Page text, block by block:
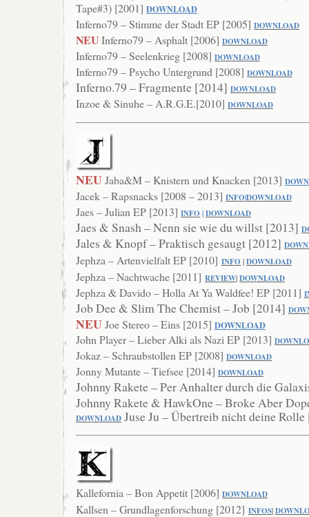
Tape#3) [2001] DOWNLOAD
Inferno79 – Stimme der Stadt EP [2005] DOWNLOAD
NEUInferno79 – Asphalt [2006] DOWNLOAD
Inferno79 – Seelenkrieg [2008] DOWNLOAD
Inferno79 – Psycho Untergrund [2008] DOWNLOAD
Inferno.79 – Fragmente [2014] DOWNLOAD
Inzoe & Sinuhe – A.R.G.E.[2010] DOWNLOAD
NEUJaba&M – Knistern und Knacken [2013]
Jacek – Rapsnacks [2008 – 2013] INFO|DOWNLOAD
Jaes – Julian EP [2013] INFO |DOWNLOAD
Jaes & Snash – Nenn sie wie du willst [2013]
Jales & Knopf – Praktisch gesaugt [2012]
Jephza – Artenvielfalt EP [2010] INFO |DOWNLOAD
Jephza – Nachtwache [2011] REVIEW|DOWNLOAD
Jephza & Davido – Holla At Ya Waldfee! EP [2011]
Job Dee & Slim The Chemist – Job [2014]
NEUJoe Stereo – Eins [2015] DOWNLOAD
John Player – Lieber Alki als Nazi EP [2013]
Jokaz – Schraubstollen EP [2008] DOWNLOAD
Jonny Mutante – Tiefsee [2014] DOWNLOAD
Johnny Rakete – Per Anhalter durch die
Johnny Rakete & HawkOne – Broke Aber
DOWNLOAD Juse Ju – Übertreib nicht deine
Kallefornia – Bon Appetit [2006] DOWNLOAD
Kallsen – Grundlagenforschung [2012] INFOS|